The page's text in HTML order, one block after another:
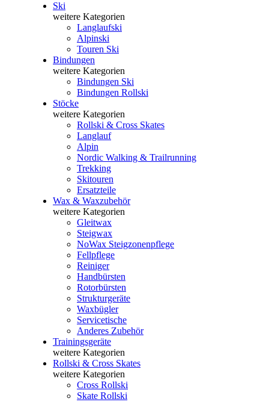
Ski
weitere Kategorien
Langlaufski
Alpinski
Touren Ski
Bindungen
weitere Kategorien
Bindungen Ski
Bindungen Rollski
Stöcke
weitere Kategorien
Rollski & Cross Skates
Langlauf
Alpin
Nordic Walking & Trailrunning
Trekking
Skitouren
Ersatzteile
Wax & Waxzubehör
weitere Kategorien
Gleitwax
Steigwax
NoWax Steigzonenpflege
Fellpflege
Reiniger
Handbürsten
Rotorbürsten
Strukturgeräte
Waxbügler
Servicetische
Anderes Zubehör
Trainingsgeräte
weitere Kategorien
Rollski & Cross Skates
weitere Kategorien
Cross Rollski
Skate Rollski